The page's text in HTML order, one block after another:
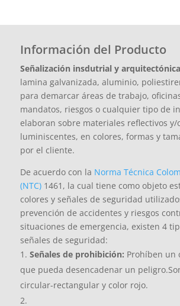
Información del Producto
Señalización insdutrial y arquitectónica
lamina galvanizada, aluminio,
para demarcar áreas de trabajo,
mandatos, riesgos o cualquier tipo de
elaboran sobre materiales reflectivos y/
luminiscentes, en colores, formas y
por el cliente.
De acuerdo con la Norma Técnica
(NTC)1461, la cual tiene como objeto
colores y señales de seguridad
prevención de accidentes y riesgos
situaciones de emergencia, existen 4
señales de seguridad:
Señales de prohibición: Prohíben un
que pueda desencadenar un
circular-rectangular y color rojo.